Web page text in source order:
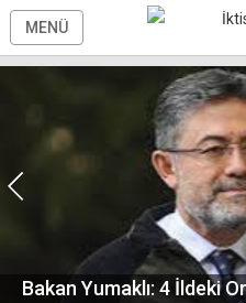
MENÜ
Bakan Yumaklı: 4 İldeki